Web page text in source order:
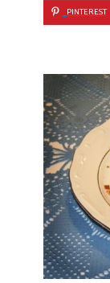
PINTEREST